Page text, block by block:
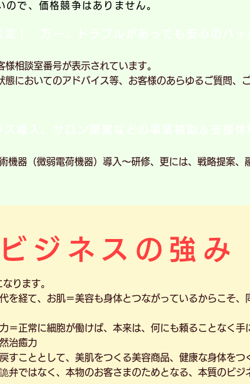
で、価格競争はありません。
相談室番号が表示されています。
態においてのアドバイス等、お客様のあらゆるご質問、
機器（微弱電荷機器）導入～研修、更には、戦略提案、
ビジネスの強み
ります。
を経て、お肌＝美容も身体とつながっているからこそ
＝正常に細胞が働けば、本来は、何にも頼ることなく手
治癒力
すこととして、美肌をつくる美容商品、健康な身体をつ
弁ではなく、本物のお客さまのためとなる、本質のビジ